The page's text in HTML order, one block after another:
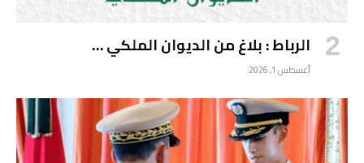
الرباط : بلاغ من الديوان الملكي …
أغسطس 1, 2026